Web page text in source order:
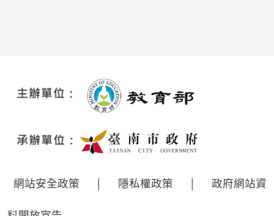
網站安全政策 | 隱私權政策 | 政府網站資